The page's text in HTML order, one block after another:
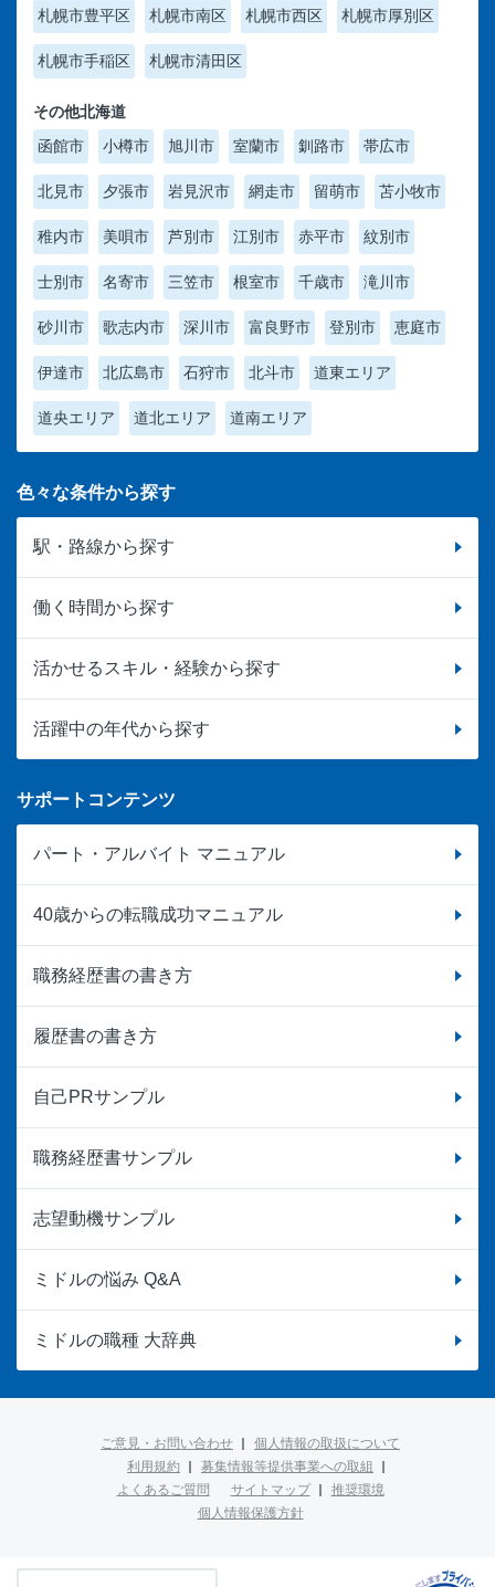
札幌市豊平区 札幌市南区 札幌市西区 札幌市厚別区
札幌市手稲区 札幌市清田区
その他北海道
函館市
小樽市 旭川市 室蘭市 釧路市 帯広市
北見市 夕張市 岩見沢市 網走市 留萌市 苫小牧市
稚内市 美唄市 芦別市 江別市 赤平市 紋別市
士別市 名寄市 三笠市 根室市 千歳市 滝川市
砂川市 歌志内市 深川市 富良野市 登別市 恵庭市
伊達市 北広島市 石狩市 北斗市 道東エリア
道央エリア 道北エリア 道南エリア
色々な条件から探す
駅・路線から探す
働く時間から探す
活かせるスキル・経験から探す
活躍中の年代から探す
サポートコンテンツ
パート・アルバイト マニュアル
40歳からの転職成功マニュアル
職務経歴書の書き方
履歴書の書き方
自己PRサンプル
職務経歴書サンプル
志望動機サンプル
ミドルの悩み Q&A
ミドルの職種 大辞典
ご意見・お問い合わせ
個人情報の取扱について
利用規約
募集情報等提供事業への取組
よくあるご質問
サイトマップ
推奨環境
個人情報保護方針